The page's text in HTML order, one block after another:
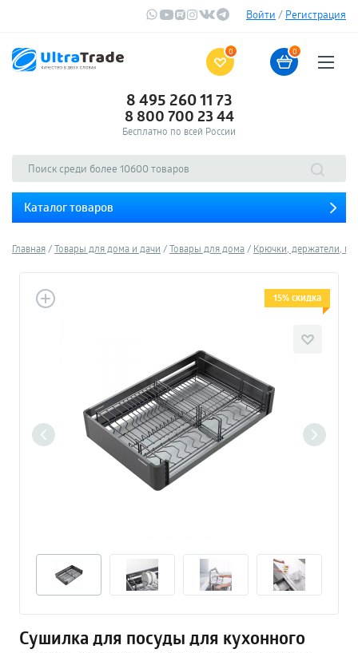
Войти / Регистрация
0 0
8 495 260 11 73
8 800 700 23 44
Бесплатно по всей России
Каталог товаров
Главная Товары для дома и дачи Товары для дома Крючки, держатели,
15% скидка
Сушилка для посуды для кухонного